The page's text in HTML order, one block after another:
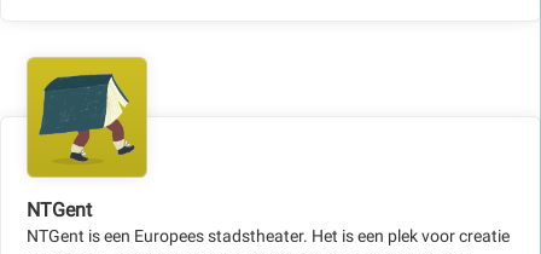
NTGent
NTGent is een Europees stadstheater. Het is een plek voor creatie